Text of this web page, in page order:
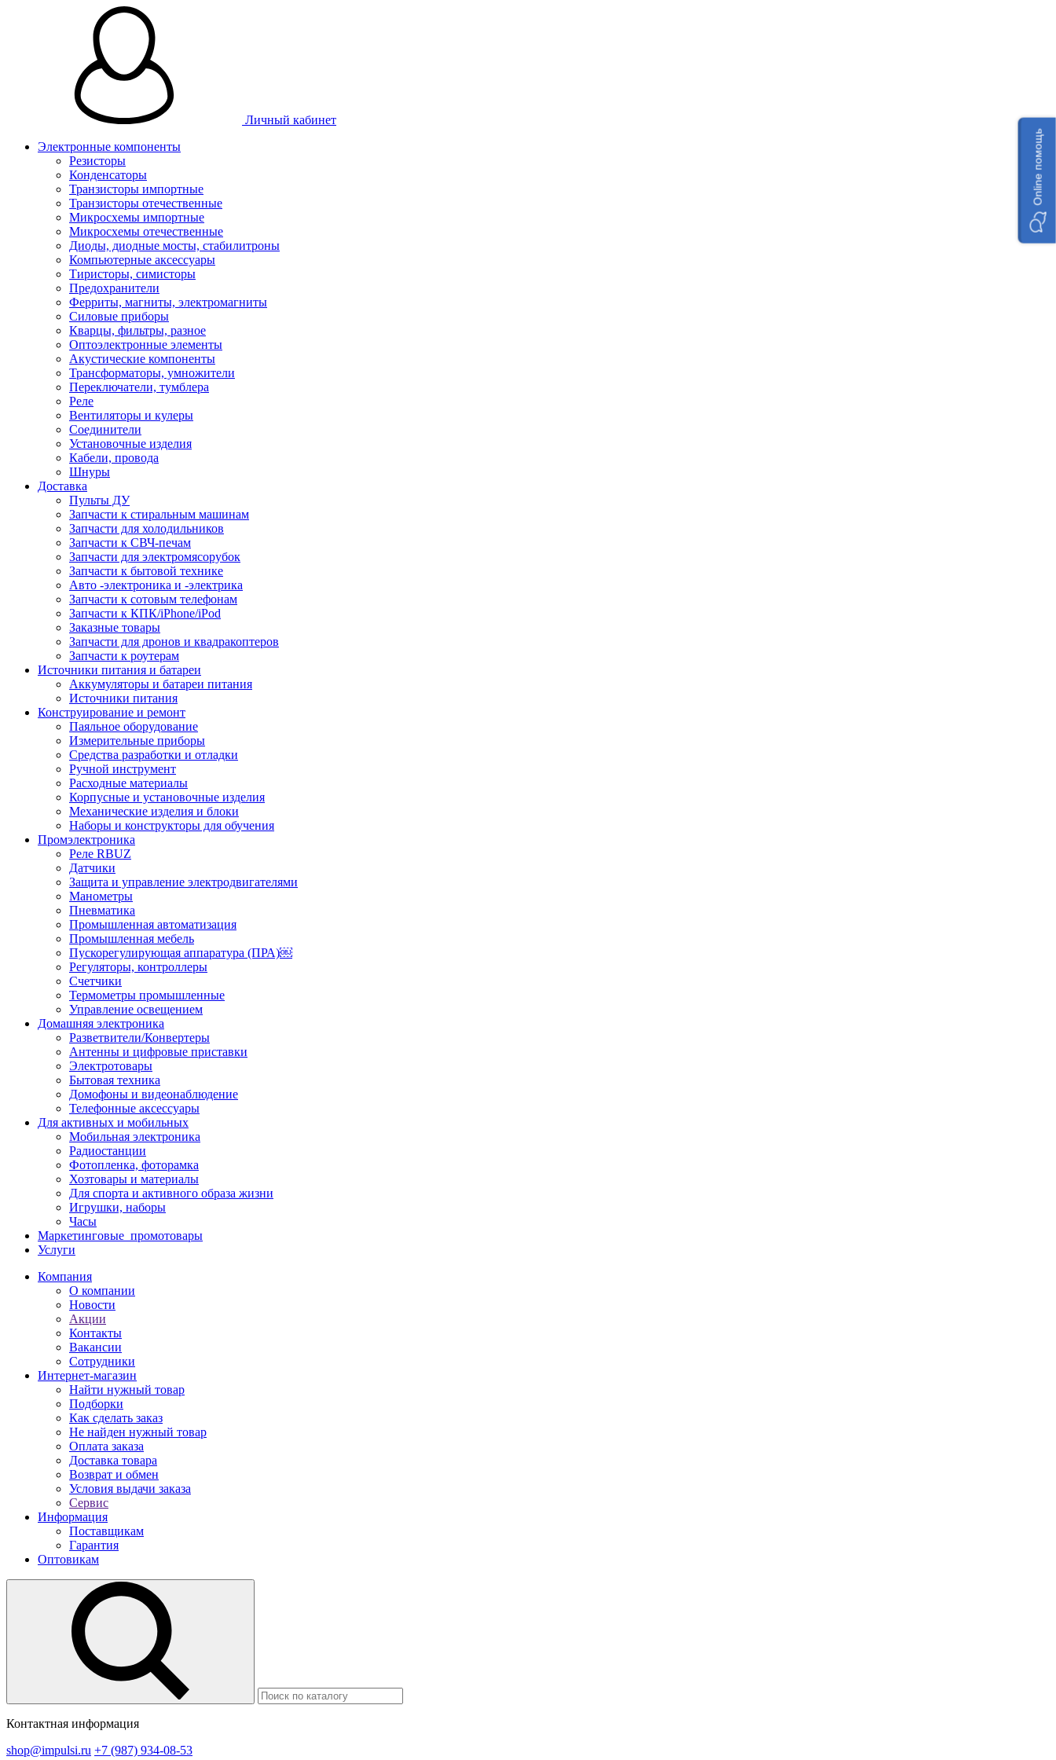
Личный кабинет
Электронные компоненты
Резисторы
Конденсаторы
Транзисторы импортные
Транзисторы отечественные
Микросхемы импортные
Микросхемы отечественные
Диоды, диодные мосты, стабилитроны
Компьютерные аксессуары
Тиристоры, симисторы
Предохранители
Ферриты, магниты, электромагниты
Силовые приборы
Кварцы, фильтры, разное
Оптоэлектронные элементы
Акустические компоненты
Трансформаторы, умножители
Переключатели, тумблера
Реле
Вентиляторы и кулеры
Соединители
Установочные изделия
Кабели, провода
Шнуры
Доставка
Пульты ДУ
Запчасти к стиральным машинам
Запчасти для холодильников
Запчасти к СВЧ-печам
Запчасти для электромясорубок
Запчасти к бытовой технике
Авто -электроника и -электрика
Запчасти к сотовым телефонам
Запчасти к КПК/iPhone/iPod
Заказные товары
Запчасти для дронов и квадракоптеров
Запчасти к роутерам
Источники питания и батареи
Аккумуляторы и батареи питания
Источники питания
Конструирование и ремонт
Паяльное оборудование
Измерительные приборы
Средства разработки и отладки
Ручной инструмент
Расходные материалы
Корпусные и установочные изделия
Механические изделия и блоки
Наборы и конструкторы для обучения
Промэлектроника
Реле RBUZ
Датчики
Защита и управление электродвигателями
Манометры
Пневматика
Промышленная автоматизация
Промышленная мебель
Пускорегулирующая аппаратура (ПРА)￼
Регуляторы, контроллеры
Счетчики
Термометры промышленные
Управление освещением
Домашняя электроника
Разветвители/Конвертеры
Антенны и цифровые приставки
Электротовары
Бытовая техника
Домофоны и видеонаблюдение
Телефонные аксессуары
Для активных и мобильных
Мобильная электроника
Радиостанции
Фотопленка, фоторамка
Хозтовары и материалы
Для спорта и активного образа жизни
Игрушки, наборы
Часы
Маркетинговые_промотовары
Услуги
Компания
О компании
Новости
Акции
Контакты
Вакансии
Сотрудники
Интернет-магазин
Найти нужный товар
Подборки
Как сделать заказ
Не найден нужный товар
Оплата заказа
Доставка товара
Возврат и обмен
Условия выдачи заказа
Сервис
Информация
Поставщикам
Гарантия
Оптовикам
Контактная информация
shop@impulsi.ru +7 (987) 934-08-53
Online помощь